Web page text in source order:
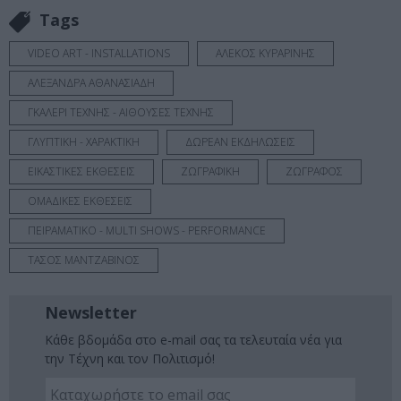
Tags
VIDEO ART - INSTALLATIONS
ΑΛΕΚΟΣ ΚΥΡΑΡΙΝΗΣ
ΑΛΕΞΑΝΔΡΑ ΑΘΑΝΑΣΙΑΔΗ
ΓΚΑΛΕΡΙ ΤΕΧΝΗΣ - ΑΙΘΟΥΣΕΣ ΤΕΧΝΗΣ
ΓΛΥΠΤΙΚΗ - ΧΑΡΑΚΤΙΚΗ
ΔΩΡΕΑΝ ΕΚΔΗΛΩΣΕΙΣ
ΕΙΚΑΣΤΙΚΕΣ ΕΚΘΕΣΕΙΣ
ΖΩΓΡΑΦΙΚΗ
ΖΩΓΡΑΦΟΣ
ΟΜΑΔΙΚΕΣ ΕΚΘΕΣΕΙΣ
ΠΕΙΡΑΜΑΤΙΚΟ - MULTI SHOWS - PERFORMANCE
ΤΑΣΟΣ ΜΑΝΤΖΑΒΙΝΟΣ
Newsletter
Κάθε βδομάδα στο e-mail σας τα τελευταία νέα για
την Τέχνη και τον Πολιτισμό!